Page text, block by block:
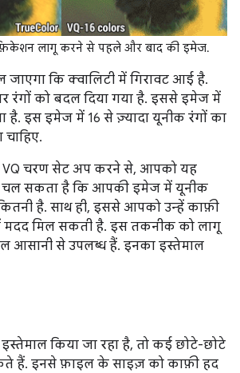
लागू करने से पहले और बाद की इमेज.
कि क्वालिटी में गिरावट आई है.
रंगों को बदल दिया गया है. इससे इमेज में
इस इमेज में 16 से ज़्यादा यूनीक रंगों का
VQ चरण सेट अप करने से, आपको यह
चल सकता है कि आपकी इमेज में यूनीक
है. साथ ही, इससे आपको उन्हें काफ़ी
मिल सकती है. इस तकनीक को लागू
आसानी से उपलब्ध हैं. इनका इस्तेमाल
किया जा रहा है, तो कई छोटे-छोटे
हैं. इनसे फ़ाइल के साइज़ को काफ़ी हद